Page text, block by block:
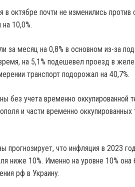
октябре почти не изменились против
10,0%.
за месяц на 0,8% в основном из-за
на 5,1% подешевел проезд в
транспорт подорожал на 40,7%.
без учета временно оккупированной
и части временно оккупированных
прогнозирует, что инфляция в 2023
ниже 10%. Именно на уровне 10%
рф в Украину.